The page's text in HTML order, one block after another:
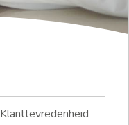
Klanttevredenheid